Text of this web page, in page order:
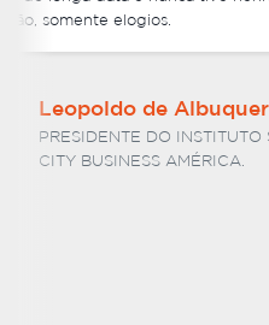
Barcelos
SÓCIO
ASSOCIADOS